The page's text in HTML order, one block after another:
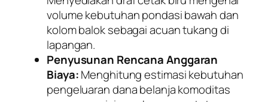
volume kebutuhan pondasi bawah dan
kolom balok sebagai acuan tukang di
lapangan.
Penyusunan Rencana Anggaran
Biaya:Menghitung estimasi kebutuhan
pengeluaran dana belanja komoditas